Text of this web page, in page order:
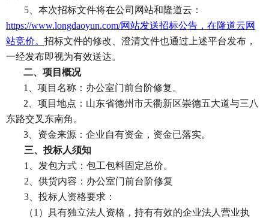
5、本次招标文件将在公司网站和隆道云：
https://www.longdaoyun.com/网站发送招标公告 ， 在隆道云网
站竞价。 招标文件的修改、澄清文件也通过上述平台发布，
一经发布即视为有效送达。
二、项目概况
1、项目名称：办公室门前台阶修复。
2、项目地点：山东省德州市天衢新区崇德五大道与三八
东路交叉东南角。
3、资金来源：企业自有资金，资金已落实。
三、投标人须知
1、发包方式：包工包料固定总价。
2、供货内容：办公室门前台阶修复
3、投标人资格要求：
（1）具有独立法人资格，持有有效的企业法人营业执